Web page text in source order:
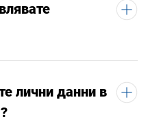
лични данни в